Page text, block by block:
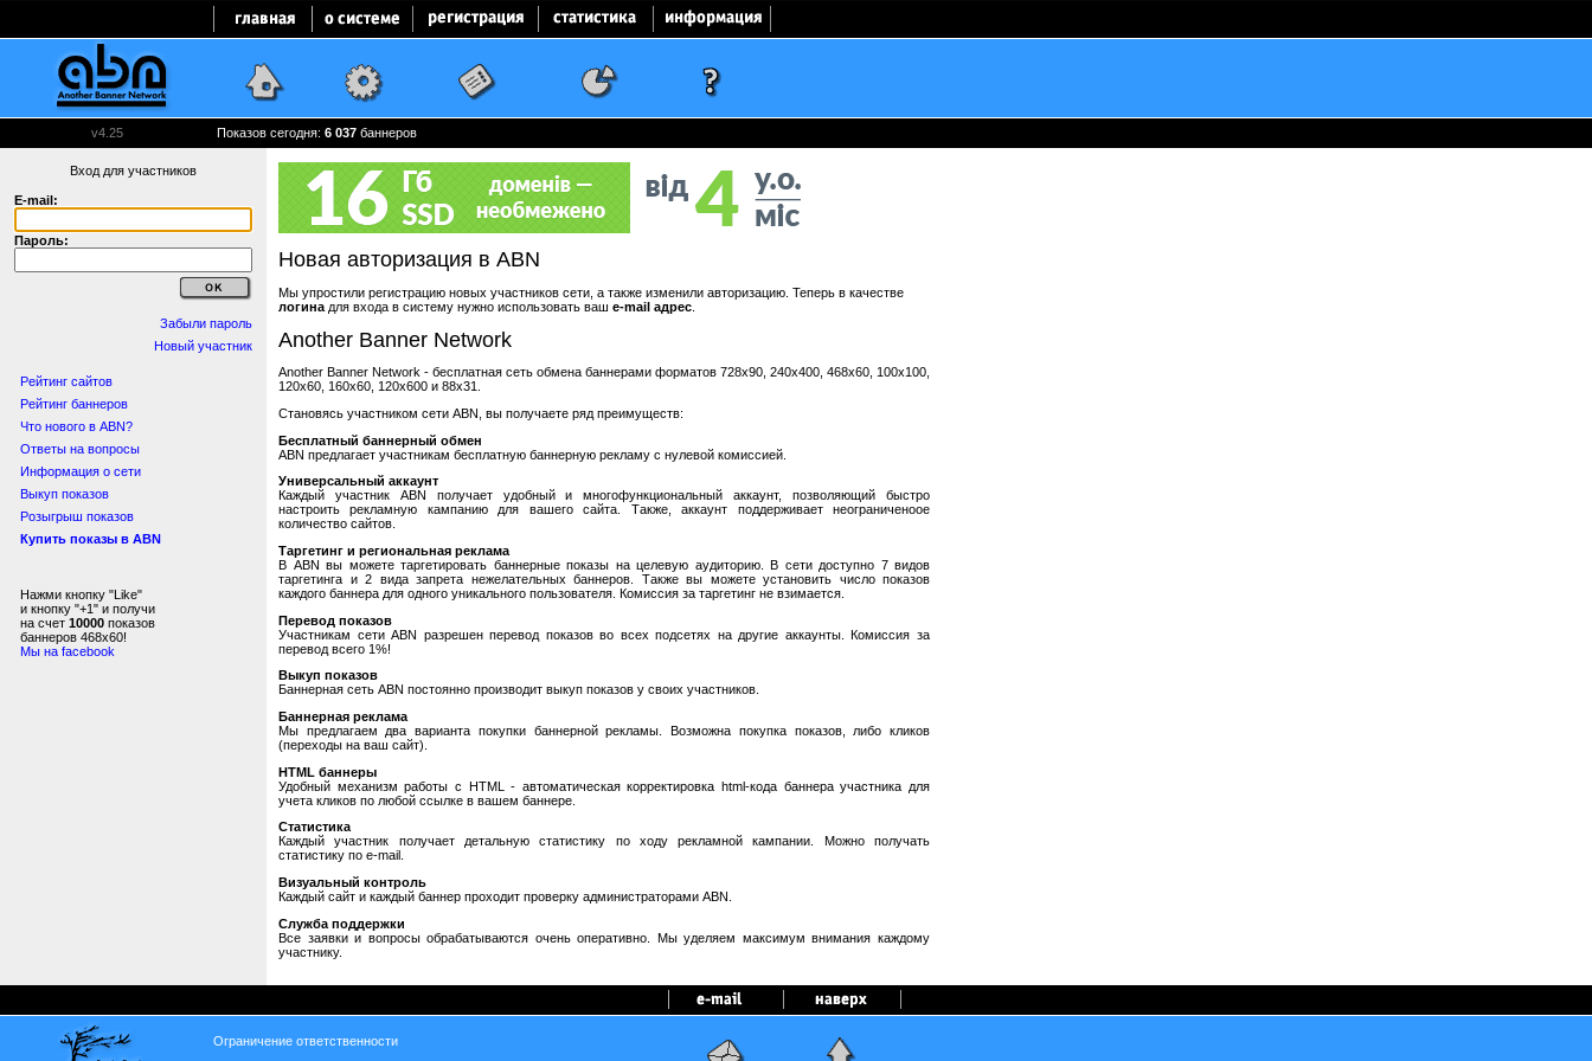
v4.25 Показов сегодня: 6 037 баннеров
Вход для участников
E-mail:
Пароль:
Забыли пароль
Новый участник
Рейтинг сайтов
Рейтинг баннеров
Что нового в ABN?
Ответы на вопросы
Информация о сети
Выкуп показов
Розыгрыш показов
Купить показы в ABN
Нажми кнопку "Like"
и кнопку "+1" и получи
на счет 10000 показов
баннеров 468x60!
Мы на facebook
Новая авторизация в ABN
Мы упростили регистрацию новых участников сети, а также изменили авторизацию. Теперь в качестве
логина для входа в систему нужно использовать ваш e-mail адрес
Another Banner Network
Another Banner Network - бесплатная сеть обмена баннерами форматов 728x90, 240x400, 468x60, 100x100,
120x60, 160x60, 120x600 и 88x31.
Становясь участником сети ABN, вы получаете ряд преимуществ:
Бесплатный баннерный обмен
ABN предлагает участникам бесплатную баннерную рекламу с нулевой комиссией.
Универсальный аккаунт
Каждый участник ABN получает удобный и многофункциональный аккаунт, позволяющий быстро
настроить рекламную кампанию для вашего сайта. Также, аккаунт поддерживает неограниченоое
количество сайтов.
Таргетинг и региональная реклама
В ABN вы можете таргетировать баннерные показы на целевую аудиторию. В сети доступно 7 видов
таргетинга и 2 вида запрета нежелательных баннеров. Также вы можете установить число показов
каждого баннера для одного уникального пользователя. Комиссия за таргетинг не взимается.
Перевод показов
Участникам сети ABN разрешен перевод показов во всех подсетях на другие аккаунты. Комиссия за
перевод всего 1%!
Выкуп показов
Баннерная сеть ABN постоянно производит выкуп показов у своих участников.
Баннерная реклама
Мы предлагаем два варианта покупки баннерной рекламы. Возможна покупка показов, либо кликов
(переходы на ваш сайт).
HTML баннеры
Удобный механизм работы с HTML - автоматическая корректировка html-кода баннера участника для
учета кликов по любой ссылке в вашем баннере.
Статистика
Каждый участник получает детальную статистику по ходу рекламной кампании. Можно получать
статистику по e-mail.
Визуальный контроль
Каждый сайт и каждый баннер проходит проверку администраторами ABN.
Служба поддержки
Все заявки и вопросы обрабатываются очень оперативно. Мы уделяем максимум внимания каждому
участнику.
Ограничение ответственности